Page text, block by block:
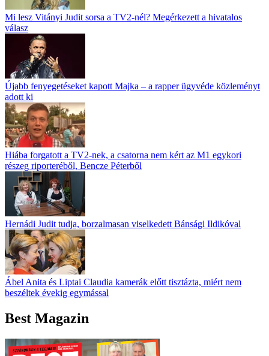
Mi lesz Vitányi Judit sorsa a TV2-nél? Megérkezett a hivatalos
válasz
Újabb fenyegetéseket kapott Majka – a rapper ügyvéde közleményt
adott ki
Hiába forgatott a TV2-nek, a csatorna nem kért az M1 egykori
részeg riporteréből, Bencze Péterből
Hernádi Judit tudja, borzalmasan viselkedett Bánsági Ildikóval
Ábel Anita és Liptai Claudia kamerák előtt tisztázta, miért nem
beszéltek évekig egymással
Best Magazin